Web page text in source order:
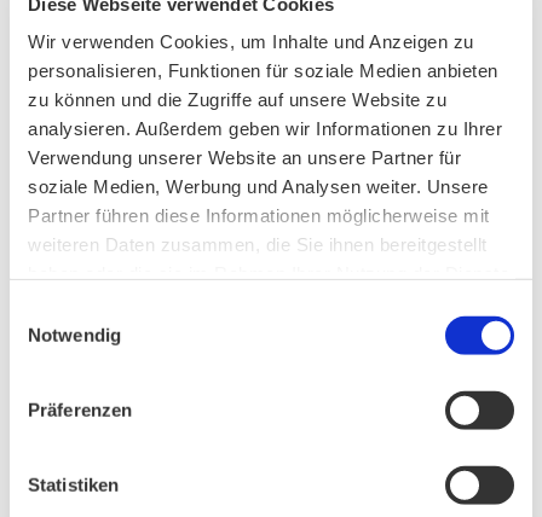
Wir verwenden Cookies, um Inhalte und Anzeigen zu
personalisieren, Funktionen für soziale Medien anbieten
zu können und die Zugriffe auf unsere Website zu
analysieren. Außerdem geben wir Informationen zu Ihrer
Verwendung unserer Website an unsere Partner für
soziale Medien, Werbung und Analysen weiter. Unsere
Partner führen diese Informationen möglicherweise mit
weiteren Daten zusammen, die Sie ihnen bereitgestellt
Notwendig
Präferenzen
Statistiken
AKTUELLES
Unser Vorstand wurde neu gewählt